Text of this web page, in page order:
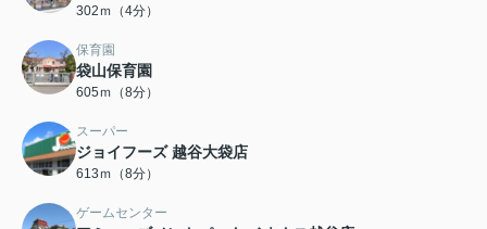
302ｍ（4分）
保育園
袋山保育園
605ｍ（8分）
スーパー
ジョイフーズ 越谷大袋店
613ｍ（8分）
ゲームセンター